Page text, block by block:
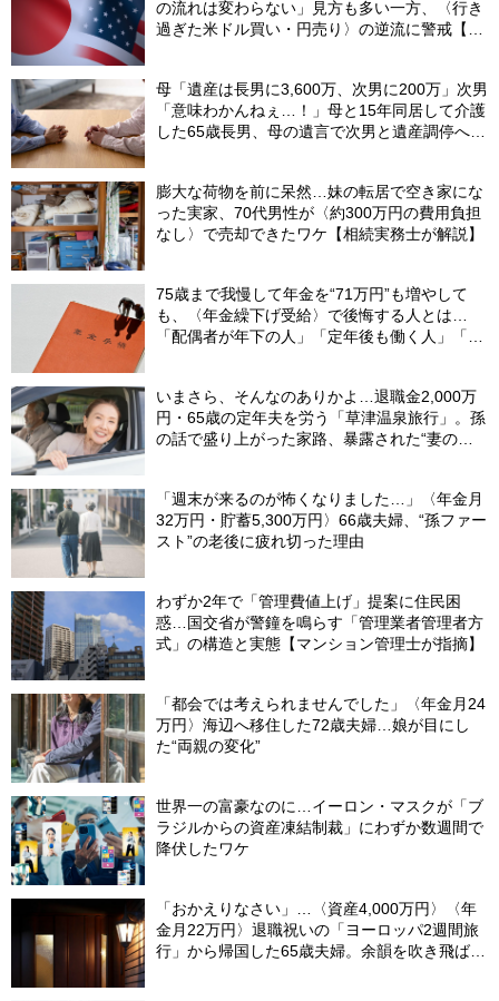
の流れは変わらない」見方も多い一方、〈行き
過ぎた米ドル買い・円売り〉の逆流に警戒【8
母「遺産は長男に3,600万、次男に200万」次男
「意味わかんねぇ…！」母と15年同居して介護
した65歳長男、母の遺言で次男と遺産調停へ＜
膨大な荷物を前に呆然…妹の転居で空き家にな
った実家、70代男性が〈約300万円の費用負担
なし〉で売却できたワケ【相続実務士が解説】
75歳まで我慢して年金を“71万円”も増やして
も、〈年金繰下げ受給〉で後悔する人とは…
「配偶者が年下の人」「定年後も働く人」「特
いまさら、そんなのありかよ…退職金2,000万
円・65歳の定年夫を労う「草津温泉旅行」。孫
の話で盛り上がった家路、暴露された“妻の隠
「週末が来るのが怖くなりました…」〈年金月
32万円・貯蓄5,300万円〉66歳夫婦、“孫ファー
スト”の老後に疲れ切った理由
わずか2年で「管理費値上げ」提案に住民困
惑…国交省が警鐘を鳴らす「管理業者管理者方
式」の構造と実態【マンション管理士が指摘】
「都会では考えられませんでした」〈年金月24
万円〉海辺へ移住した72歳夫婦…娘が目にし
た“両親の変化”
世界一の富豪なのに…イーロン・マスクが「ブ
ラジルからの資産凍結制裁」にわずか数週間で
降伏したワケ
「おかえりなさい」…〈資産4,000万円〉〈年
金月22万円〉退職祝いの「ヨーロッパ2週間旅
行」から帰国した65歳夫婦。余韻を吹き飛ばし